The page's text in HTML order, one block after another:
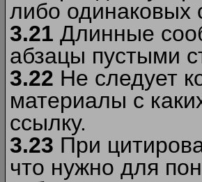
либо одинаковых
3.21 Длинные
абзацы пустыми
3.22 Не следует
материалы c
ссылку.
3.23 При
что нужно для